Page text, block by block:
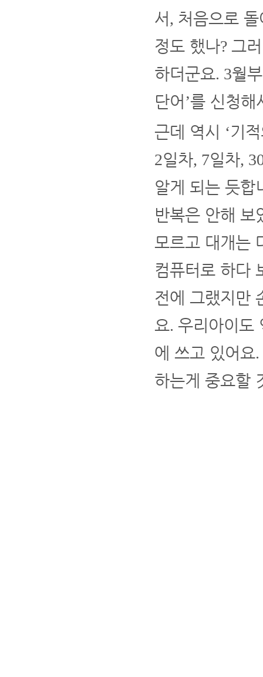
서, 처음으로
정도 했나? 그
하더군요. 3월
단어 ’를 신청해
근데 역시 ‘기
2일차, 7일차,
알게 되는 듯합
반복은 안해 보
모르고 대개는
컴퓨터로 하다
전에 그랬지만
요. 우리아이도
에 쓰고 있어요.
하는게 중요할